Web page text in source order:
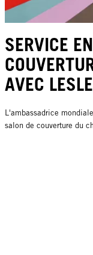
SERVICE
AVEC
L'ambassadrice
salon de couverture du